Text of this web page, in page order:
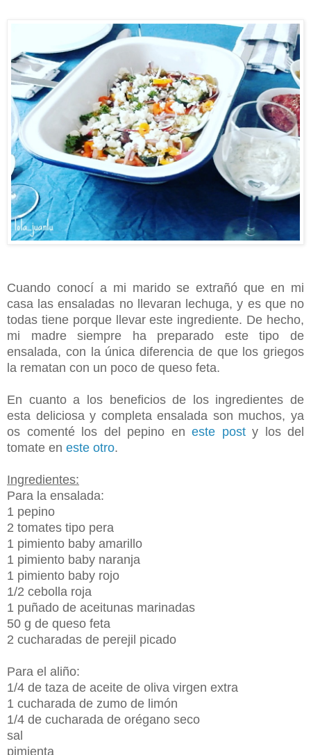
Cuando conocí a mi marido se extrañó que en mi
casa las ensaladas no llevaran lechuga, y es que no
todas tiene porque llevar este ingrediente. De hecho,
mi madre siempre ha preparado este tipo de
ensalada, con la única diferencia de que los griegos
la rematan con un poco de queso feta.
En cuanto a los beneficios de los ingredientes de
esta deliciosa y completa ensalada son muchos, ya
os comenté los del pepino en este posty los del
tomate en este otro.
Ingredientes:
Para la ensalada:
1 pepino
2 tomates tipo pera
1 pimiento baby amarillo
1 pimiento baby naranja
1 pimiento baby rojo
1/2 cebolla roja
1 puñado de aceitunas marinadas
50 g de queso feta
2 cucharadas de perejil picado
Para el aliño:
1/4 de taza de aceite de oliva virgen extra
1 cucharada de zumo de limón
1/4 de cucharada de orégano seco
sal
pimienta